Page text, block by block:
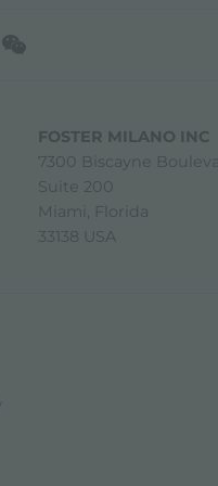
FOSTER MILANO INC
7300 Biscayne
Suite 200
Miami, Florida
33138 USA